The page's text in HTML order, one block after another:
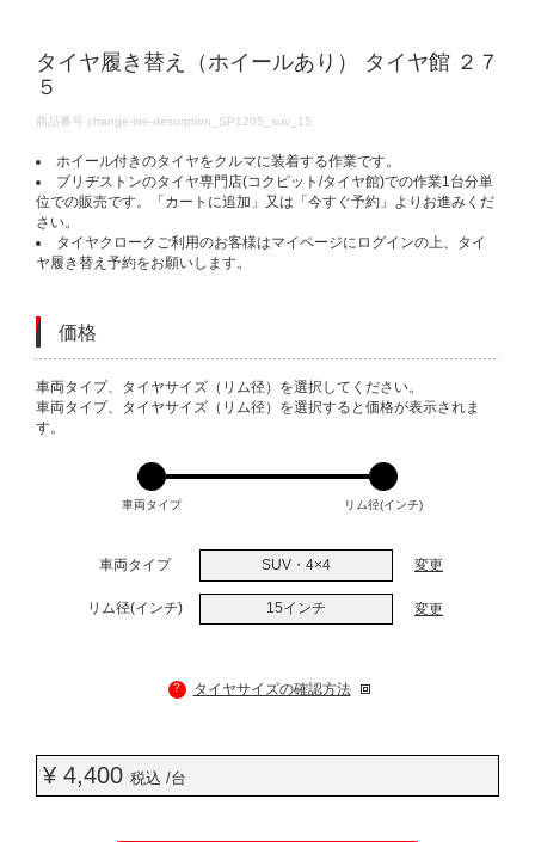
タイヤ履き替え（ホイールあり） タイヤ館 ２７
５
DETAILS
商品番号 change-tire-desorption_SP1205_suv_15
ホイール付きのタイヤをクルマに装着する作業です。
ブリヂストンのタイヤ専門店(コクピット/タイヤ館)での作業1台分単
位での販売です。「カートに追加」又は「今すぐ予約」よりお進みくだ
さい。
タイヤクロークご利用のお客様はマイページにログインの上、タイ
ヤ履き替え予約をお願いします。
価格
VARIATIONS
車両タイプ、タイヤサイズ（リム径）を選択してください。
車両タイプ、タイヤサイズ（リム径）を選択すると価格が表示されま
す。
車両タイプ リム径(インチ)
車両タイプ SUV・4×4 変更
リム径(インチ) 15インチ 変更
? タイヤサイズの確認方法
¥ 4,400 税込 /台